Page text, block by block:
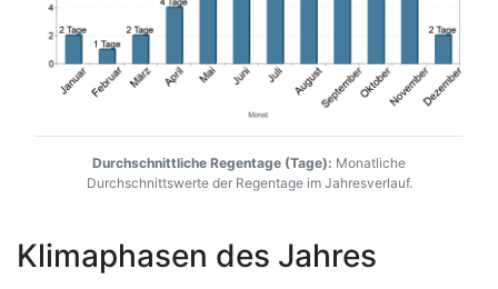
Durchschnittliche Regentage (Tage): Monatliche
Durchschnittswerte der Regentage im Jahresverlauf.
Klimaphasen des Jahres